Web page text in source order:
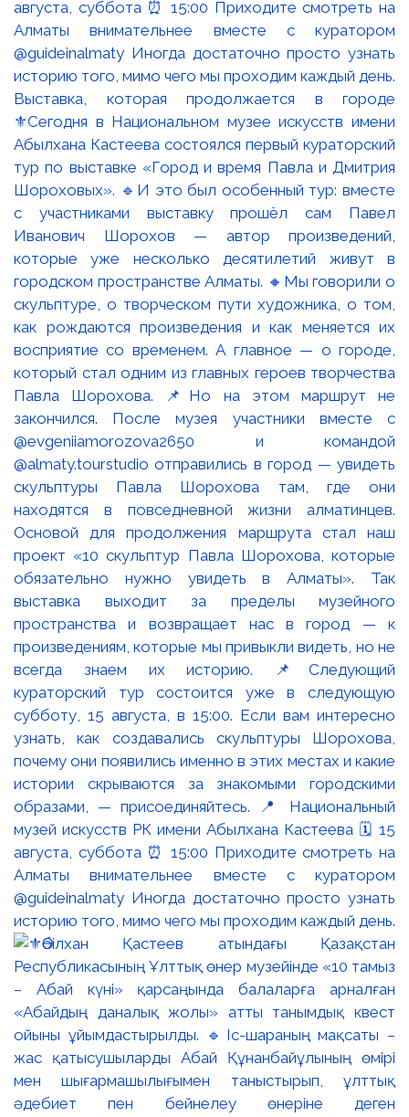
Выставка, которая продолжается в городе
⚜️Сегодня в Национальном музее искусств имени
Абылхана Кастеева состоялся первый кураторский
тур по выставке «Город и время Павла и Дмитрия
Шороховых». 🔹И это был особенный тур: вместе
с участниками выставку прошёл сам Павел
Иванович Шорохов — автор произведений,
которые уже несколько десятилетий живут в
городском пространстве Алматы. 🔸Мы говорили о
скульптуре, о творческом пути художника, о том,
как рождаются произведения и как меняется их
восприятие со временем. А главное — о городе,
который стал одним из главных героев творчества
Павла Шорохова. 📌Но на этом маршрут не
закончился. После музея участники вместе с
@evgeniiamorozova2650 и командой
@almaty.tourstudio отправились в город — увидеть
скульптуры Павла Шорохова там, где они
находятся в повседневной жизни алматинцев.
Основой для продолжения маршрута стал наш
проект «10 скульптур Павла Шорохова, которые
обязательно нужно увидеть в Алматы». Так
выставка выходит за пределы музейного
пространства и возвращает нас в город — к
произведениям, которые мы привыкли видеть, но не
всегда знаем их историю. 📌Следующий
кураторский тур состоится уже в следующую
субботу, 15 августа, в 15:00. Если вам интересно
узнать, как создавались скульптуры Шорохова,
почему они появились именно в этих местах и какие
истории скрываются за знакомыми городскими
образами, — присоединяйтесь. 📍 Национальный
музей искусств РК имени Абылхана Кастеева 🗓 15
августа, суббота ⏰ 15:00 Приходите смотреть на
Алматы внимательнее вместе с куратором
@guideinalmaty Иногда достаточно просто узнать
историю того, мимо чего мы проходим каждый день.